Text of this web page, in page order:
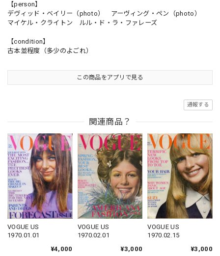
【person】
デヴィッド・ベイリー（photo） アーヴィング・ペン（photo）
マイケル・クライトン ルル・ド・ラ・ファレーズ
【condition】
古本並程度（多少のよごれ）
この商品をアプリで見る
通報する
関連商品？
VOGUE US
1970.01.01
¥4,000
VOGUE US
1970.02.01
¥3,000
VOGUE US
1970.02.15
¥3,000